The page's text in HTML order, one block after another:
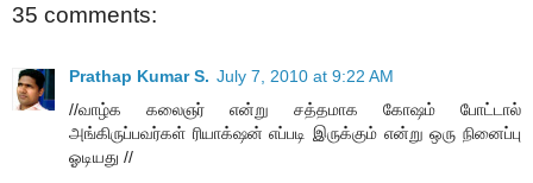
35 comments:
Prathap Kumar S. July 7, 2010 at 9:22 AM
//வாழ்க கலைஞர் என்று சத்தமாக கோஷம் போட்டால்
அங்கிருப்பவர்கள் ரியாக்‌ஷன் எப்படி இருக்கும் என்று ஒரு நினைப்பு
ஓடியது //